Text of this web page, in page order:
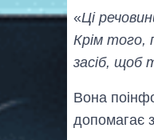
«Ці
Крім того,
засіб, щоб
Вона
допомагає